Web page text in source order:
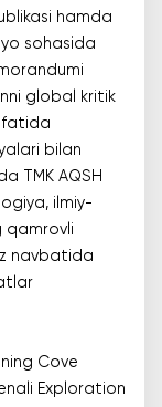
hamda
sohasida
global kritik
bilan
TMK AQSH
ilmiy-
qamrovli
navbatida
Cove
Exploration